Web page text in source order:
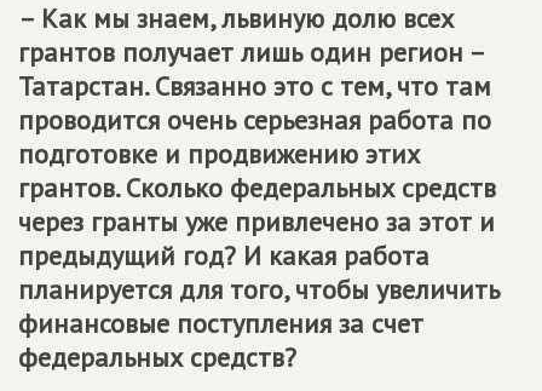
– Как мы знаем, львиную долю всех
грантов получает лишь один регион –
Татарстан. Связанно это с тем, что там
проводится очень серьезная работа по
подготовке и продвижению этих
грантов. Сколько федеральных средств
через гранты уже привлечено за этот и
предыдущий год? И какая работа
планируется для того, чтобы увеличить
финансовые поступления за счет
федеральных средств?